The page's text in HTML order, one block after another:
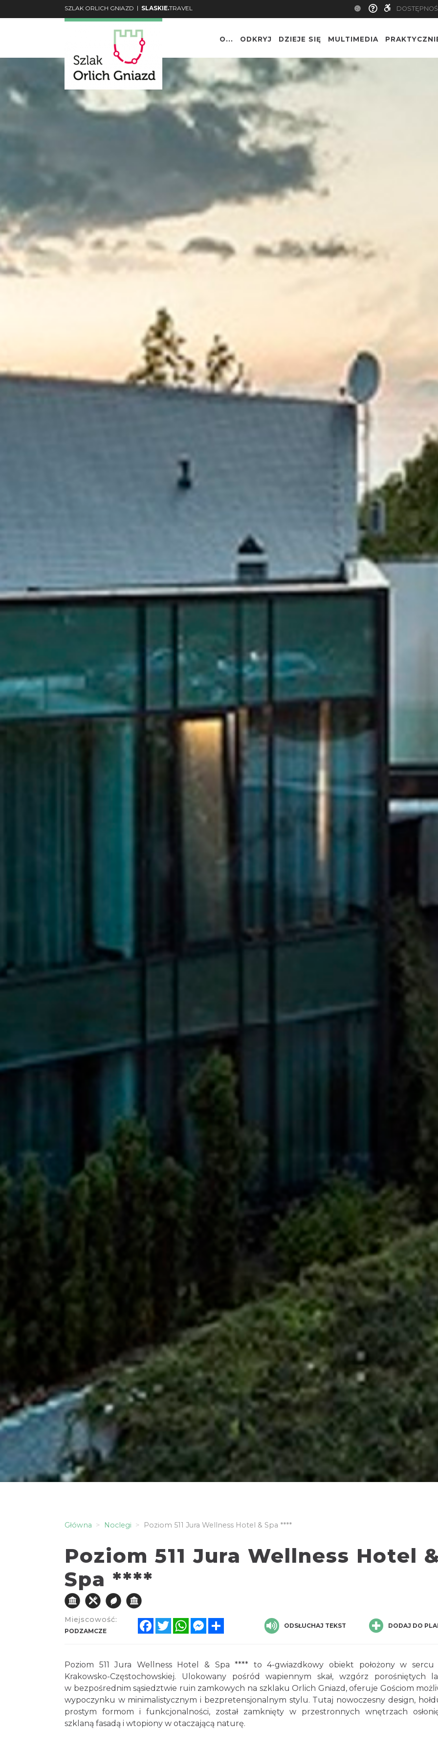
SZLAK ORLICH GNIAZD | SLASKIE.TRAVEL
O... ODKRYJ DZIEJE SIĘ MULTIMEDIA
Główna Noclegi Poziom 511 Jura Wellness Hotel & Spa ****
Poziom 511 Jura Wellness Hotel
Spa ****
Miejscowość:
PODZAMCZE
FacebookTwitterWhatsAppMessenger ODSŁUCHAJ TEKST DODAJ DO
Poziom 511 Jura WellnessHotel & Spa **** to 4-gwiazdkowy obiekt położony w sercu
Krakowsko-Częstochowskiej. Ulokowany pośród wapiennym skał, wzgórz porośniętych
w bezpośrednim sąsiedztwie ruin zamkowych na szklaku Orlich Gniazd, oferuje Gościom
wypoczynku w minimalistycznym i bezpretensjonalnym stylu. Tutaj nowoczesny design,
prostym formom i funkcjonalności, został zamknięty w przestronnych wnętrzach
szklaną fasadą i wtopiony w otaczającą naturę.